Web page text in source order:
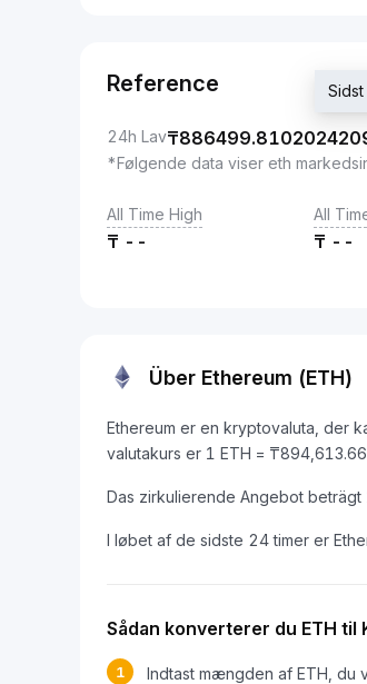
Reference
24h Lav₸
*Følgende data viser eth
All Time High
₸ --
All
₸ --
Über Ethereum (ETH)
Ethereum er en kryptovaluta, der
valutakurs er 1 ETH =
Das zirkulierende Angebot beträgt
I løbet af de sidste 24 timer er
Sådan konverterer du ETH til
1 Indtast mængden af ETH, du